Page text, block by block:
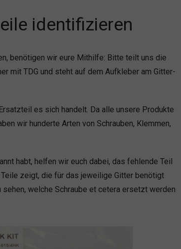
identifizieren
benötigen wir eure Mithilfe: Bitte teilt uns die
mit TDG und steht auf dem Aufkleber am Gitter-
es sich handelt. Da alle unsere Produkte
wir hunderte Arten von Schrauben, Klemmen,
habt, helfen wir euch dabei, das fehlende Teil
zeigt, die für das jeweilige Gitter benötigt
welche Schraube et cetera ersetzt werden